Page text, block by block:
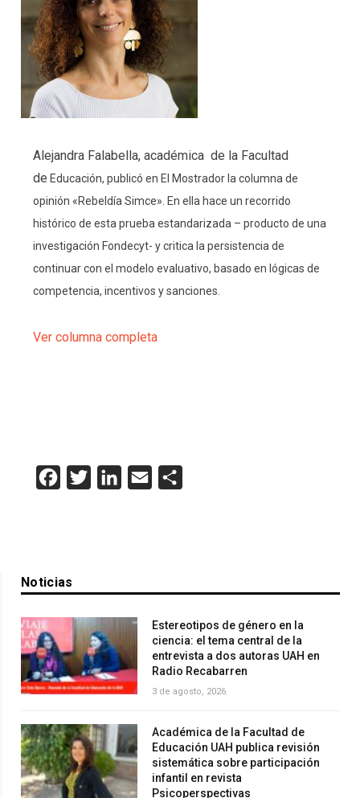
Alejandra Falabella, académica de la Facultad
de Educación, publicó en El Mostrador la columna de
opinión «Rebeldía Simce». En ella hace un recorrido
histórico de esta prueba estandarizada – producto de una
investigación Fondecyt- y critica la persistencia de
continuar con el modelo evaluativo, basado en lógicas de
competencia, incentivos y sanciones.
Ver columna completa
Facebook
Twitter LinkedInEmail
Noticias
Estereotipos de género en la
ciencia: el tema central de la
entrevista a dos autoras UAH en
Radio Recabarren
3 de agosto, 2026
Académica de la Facultad de
Educación UAH publica revisión
sistemática sobre participación
infantil en revista
Psicoperspectivas